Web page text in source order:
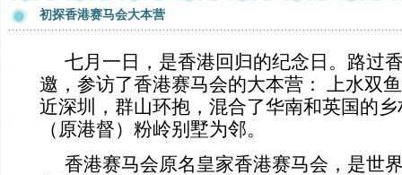
初探香港赛马会大本营
七月一日，是香港回归的纪念日。路过
邀，参访了香港赛马会的大本营： 上水双
近深圳，群山环抱，混合了华南和英国的
（原港督）粉岭别墅为邻。
香港赛马会原名皇家香港赛马会，是世